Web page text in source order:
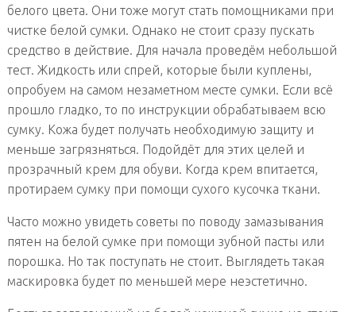
белого цвета. Они тоже могут стать помощниками при
чистке белой сумки. Однако не стоит сразу пускать
средство в действие. Для начала проведём небольшой
тест. Жидкость или спрей, которые были куплены,
опробуем на самом незаметном месте сумки. Если всё
прошло гладко, то по инструкции обрабатываем всю
сумку. Кожа будет получать необходимую защиту и
меньше загрязняться. Подойдёт для этих целей и
прозрачный крем для обуви. Когда крем впитается,
протираем сумку при помощи сухого кусочка ткани.
Часто можно увидеть советы по поводу замазывания
пятен на белой сумке при помощи зубной пасты или
порошка. Но так поступать не стоит. Выглядеть такая
маскировка будет по меньшей мере неэстетично.